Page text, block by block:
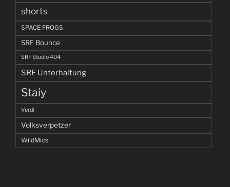
shorts
SPACE FROGS
SRF Bounce
SRF Studio 404
SRF Unterhaltung
Staiy
Verdi
Volksverpetzer
WildMics